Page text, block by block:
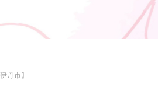
丹市】